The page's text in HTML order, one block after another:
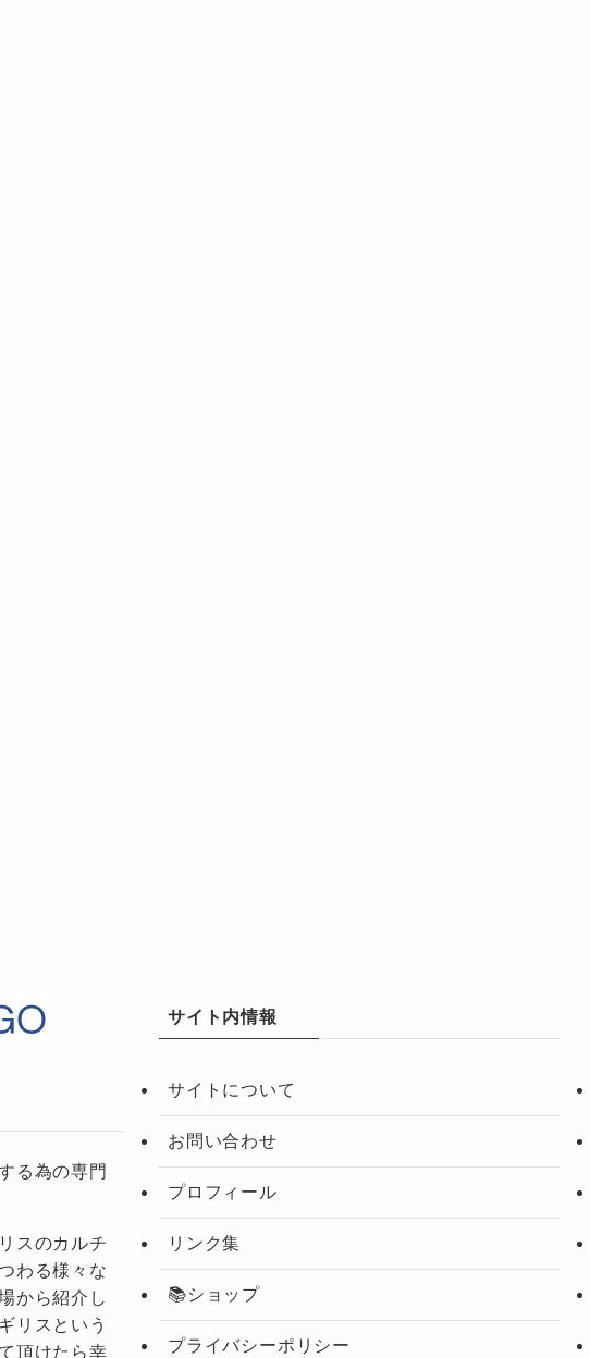
る為の専門
スのカルチ
わる様々な
から紹介し
リスという
頂けたら幸
サイト内情報
サイトについて
お問い合わせ
プロフィール
リンク集
📚ショップ
プライバシーポリシー